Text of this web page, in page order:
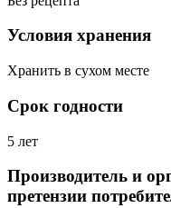
Условия хранения
Хранить в сухом месте
Срок годности
5 лет
Производитель и
претензии